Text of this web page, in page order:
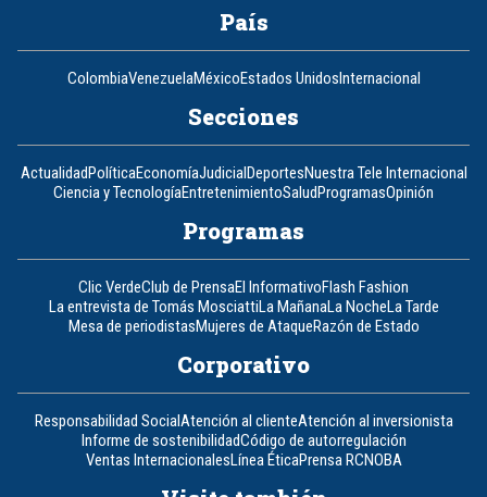
País
ColombiaVenezuelaMéxicoEstados UnidosInternacional
Secciones
ActualidadPolíticaEconomíaJudicialDeportesNuestra Tele Internacional
Ciencia y TecnologíaEntretenimientoSaludProgramasOpinión
Programas
Clic VerdeClub de PrensaEl InformativoFlash Fashion
La entrevista de Tomás MosciattiLa MañanaLa NocheLa Tarde
Mesa de periodistasMujeres de AtaqueRazón de Estado
Corporativo
Responsabilidad SocialAtención al clienteAtención al inversionista
Informe de sostenibilidadCódigo de autorregulación
Ventas InternacionalesLínea ÉticaPrensa RCNOBA